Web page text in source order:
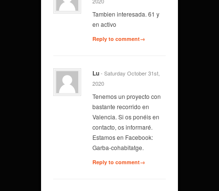
Tambien interesada. 61 y
en activo
Reply to comment→
Lu- Saturday October 31st,
2020
Tenemos un proyecto con
bastante recorrido en
Valencia. Si os ponéis en
contacto, os informaré.
Estamos en Facebook:
Garba-cohabitatge.
Reply to comment→